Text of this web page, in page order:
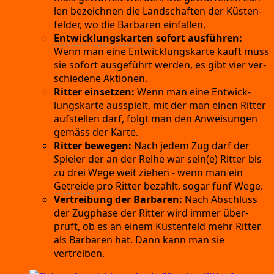
len bezeich­nen die Land­schaf­ten der Küs­ten­
fel­der, wo die Bar­ba­ren einfallen.
Ent­wick­lungs­kar­ten sofort aus­füh­ren:
Wenn man eine Ent­wick­lungs­kar­te kauft muss
sie sofort aus­ge­führt wer­den, es gibt vier ver­
schie­de­ne Aktionen.
Rit­ter ein­set­zen: Wenn man eine Ent­wick­
lungs­kar­te aus­spielt, mit der man einen Rit­ter
auf­stel­len darf, folgt man den Anwei­sun­gen
gemäss der Karte.
Rit­ter bewe­gen: Nach jedem Zug darf der
Spie­ler der an der Rei­he war sein(e) Rit­ter bis
zu drei Wege weit zie­hen - wenn man ein
Getrei­de pro Rit­ter bezahlt, sogar fünf Wege.
Ver­trei­bung der Bar­ba­ren: Nach Abschluss
der Zug­pha­se der Rit­ter wird immer über­
prüft, ob es an einem Küs­ten­feld mehr Rit­ter
als Bar­ba­ren hat. Dann kann man sie
vertreiben.